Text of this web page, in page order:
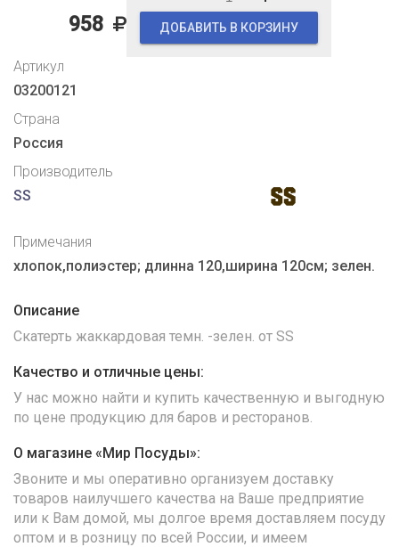
958 ДОБАВИТЬ В КОРЗИНУ
Артикул
03200121
Страна
Россия
Производитель
SS
Примечания
хлопок,полиэстер; длинна 120,ширина 120см; зелен.
Описание
Скатерть жаккардовая темн. -зелен. от SS
Качество и отличные цены:
У нас можно найти и купить качественную и выгодную
по цене продукцию для баров и ресторанов.
О магазине «Мир Посуды»:
Звоните и мы оперативно организуем доставку
товаров наилучшего качества на Ваше предприятие
или к Вам домой, мы долгое время доставляем посуду
оптом и в розницу по всей России, и имеем